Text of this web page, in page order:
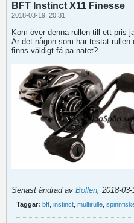
BFT Instinct X11 Finesse
2018-03-19, 20:31
Kom över denna rullen till ett pris
Är det någon som har testat
finns väldigt få på nätet?
Senast ändrad av Bollen; 2018-
Taggar: bft instinct multirulle